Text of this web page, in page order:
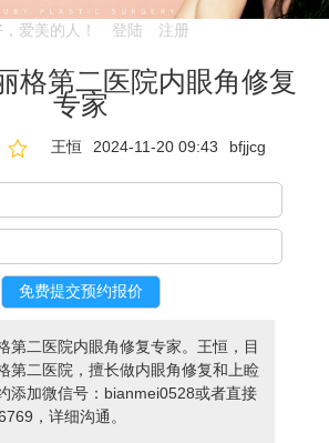
，爱美的人！ 登陆 注册
格第二医院内眼角修复
专家
王恒 2024-11-20 09:43 bfjjcg
第二医院内眼角修复专家。王恒，目
第二医院，擅长做内眼角修复和上睑
添加微信号：bianmei0528或者直接
，详细沟通。